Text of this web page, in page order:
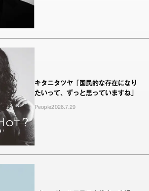
キタニタツヤ「国民的な存在になり
たいって、ずっと思っていますね」
People2026.7.29